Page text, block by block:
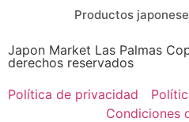
Productos
Japon Market Las Palmas
derechos reservados
Política de privacidad
Condiciones